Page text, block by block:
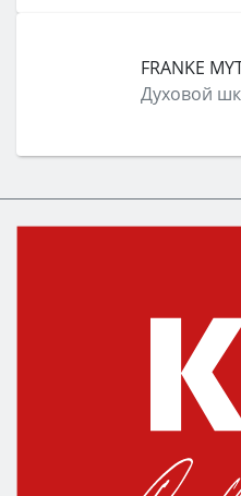
FRANKE
Духовой